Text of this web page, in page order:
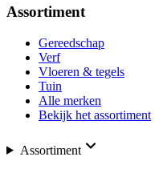
Assortiment
Gereedschap
Verf
Vloeren & tegels
Tuin
Alle merken
Bekijk het assortiment
Assortiment